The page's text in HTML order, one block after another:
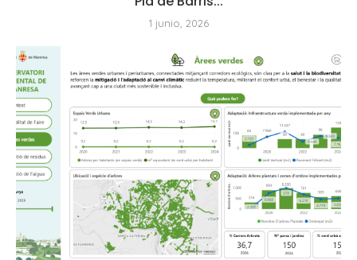
1 junio, 2026